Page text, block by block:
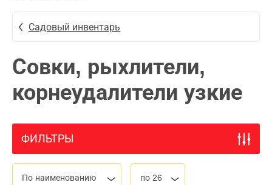
Садовый инвентарь
Совки, рыхлители,
корнеудалители узкие
ФИЛЬТРЫ
По наименованию по 26